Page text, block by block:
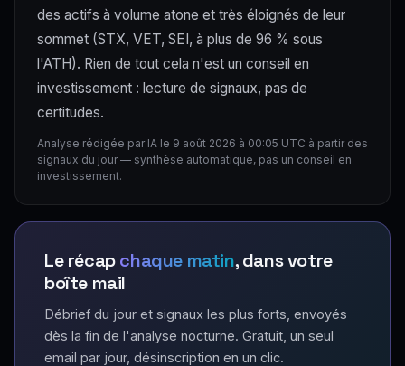
des actifs à volume atone et très éloignés de leur
sommet (STX, VET, SEI, à plus de 96 % sous
l'ATH). Rien de tout cela n'est un conseil en
investissement : lecture de signaux, pas de
certitudes.
Analyse rédigée par IA le 9 août 2026 à 00:05 UTC à partir des
signaux du jour — synthèse automatique, pas un conseil en
investissement.
Le récapchaque matin, dans votre
boîte mail
Débrief du jour et signaux les plus forts, envoyés
dès la fin de l'analyse nocturne. Gratuit, un seul
email par jour, désinscription en un clic.